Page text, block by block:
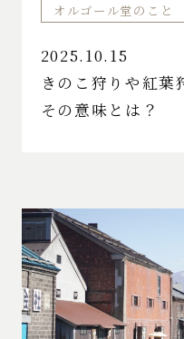
オルゴール堂のこと
2025.10.15
きのこ狩りや紅葉
その意味とは？